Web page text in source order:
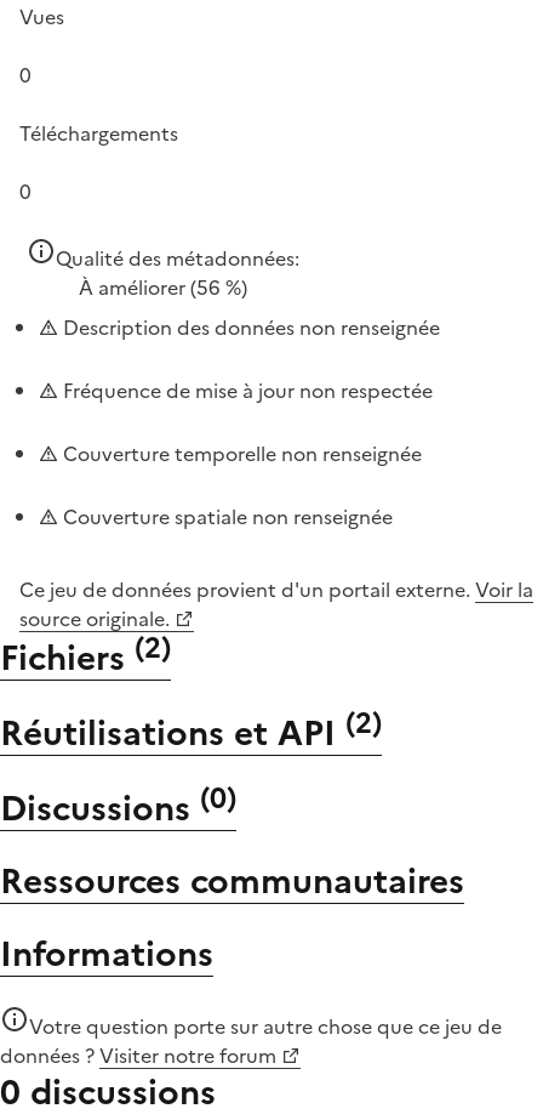
Vues
0
Téléchargements
0
Qualité des métadonnées:
À améliorer(56 %)
Description des données non renseignée
Fréquence de mise à jour non respectée
Couverture temporelle non renseignée
Couverture spatiale non renseignée
Ce jeu de données provient d'un portail externe. Voir la
source originale.
Fichiers (2)
Réutilisations et API (2)
Discussions (0)
Ressources communautaires
Informations
Votre question porte sur autre chose quece jeu de
données ?Visiter notre forum
0 discussions